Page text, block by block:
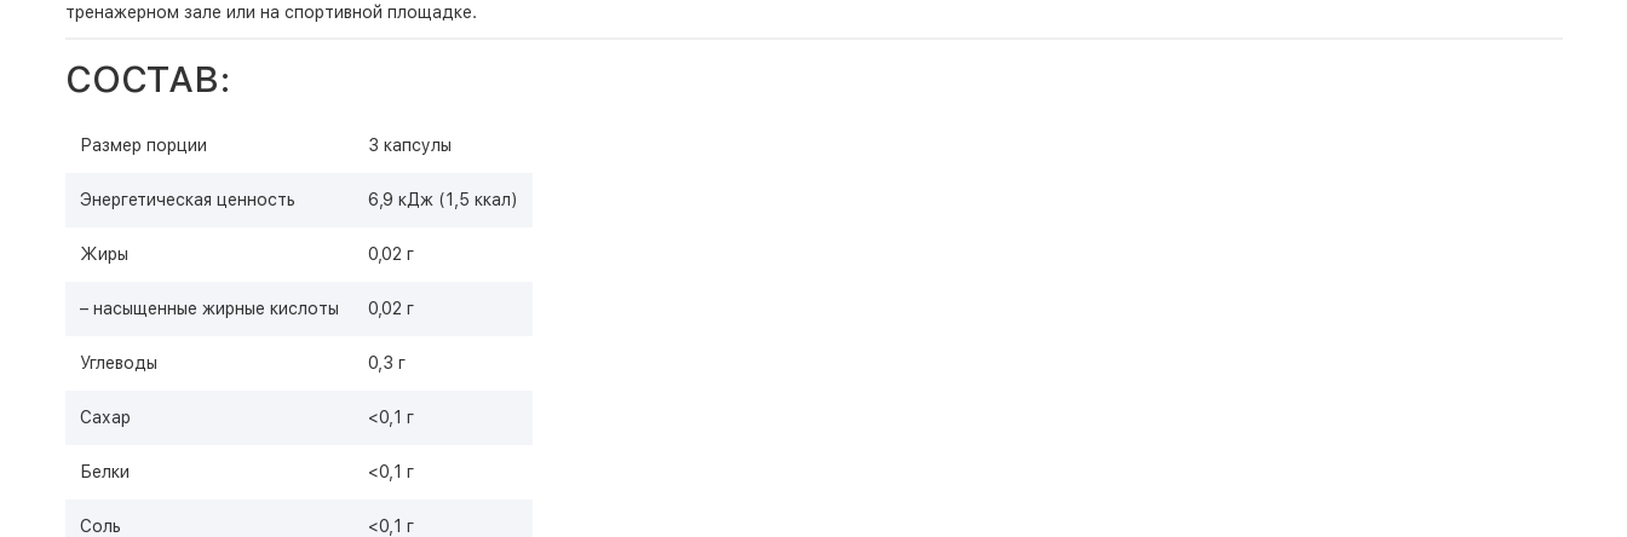
тренажерном зале или на спортивной площадке.
СОСТАВ:
Размер порции 3 капсулы
Энергетическая ценность 6,9 кДж (1,5 ккал)
Жиры 0,02 г
– насыщенные жирные кислоты 0,02 г
Углеводы 0,3 г
Сахар <0,1 г
Белки <0,1 г
Соль <0,1 г